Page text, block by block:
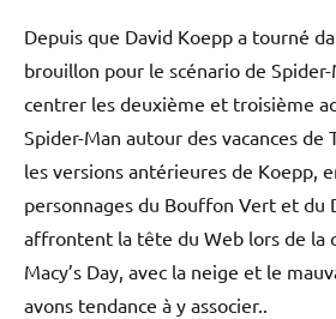
Depuis que David Koepp a tourné
brouillon pour le scénario de
centrer les deuxième et troisième
Spider-Man autour des vacances de
les versions antérieures de Koepp,
personnages du Bouffon Vert et du
affrontent la tête du Web lors de la
Macy’s Day, avec la neige et le
avons tendance à y associer..